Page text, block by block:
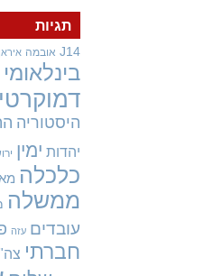
תגיות
J14 אובמה איראן
בינלאומי
דמוקרטיה
היסטוריה
יהדות ימין
כלכלה מאבק
ממשלה
עובדים עזה
חברתי צה"ל